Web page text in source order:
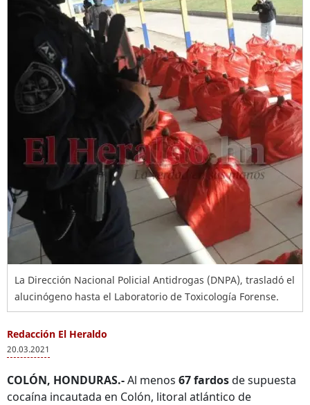
La Dirección Nacional Policial Antidrogas (DNPA), trasladó el
alucinógeno hasta el Laboratorio de Toxicología Forense.
Redacción El Heraldo
20.03.2021
COLÓN, HONDURAS.-Al menos 67 fardosde supuesta
cocaína incautada en Colón, litoral atlántico de